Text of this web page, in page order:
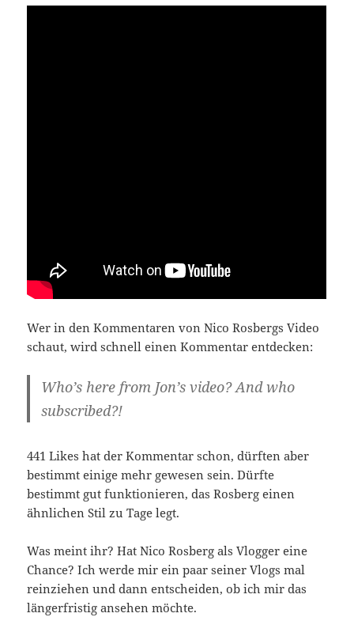
Wer in den Kommentaren von Nico Rosbergs Video
schaut, wird schnell einen Kommentar entdecken:
Who’s here from Jon’s video? And who
subscribed?!
441 Likes hat der Kommentar schon, dürften aber
bestimmt einige mehr gewesen sein. Dürfte
bestimmt gut funktionieren, das Rosberg einen
ähnlichen Stil zu Tage legt.
Was meint ihr? Hat Nico Rosberg als Vlogger eine
Chance? Ich werde mir ein paar seiner Vlogs mal
reinziehen und dann entscheiden, ob ich mir das
längerfristig ansehen möchte.